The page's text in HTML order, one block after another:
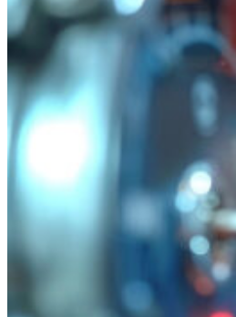
Soy estudiante
Soy docente
Reglamento estudiantil
Galería de fotos y videos
Estudiantes
Reglamento estudiantil
Galería de videos
Carrito
No hay productos en el carrito.